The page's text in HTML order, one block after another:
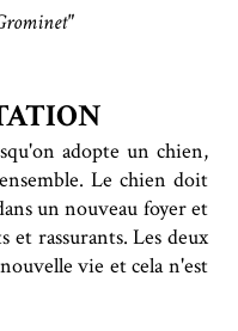
adopte un chien,
Le chien doit
un nouveau foyer et
rassurants. Les deux
vie et cela n'est